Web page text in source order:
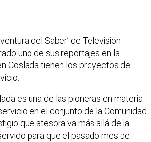
del Saber’ de Televisión
uno de sus reportajes en la
Coslada tienen los proyectos de
es una de las pioneras en materia
en el conjunto de la Comunidad
que atesora va más allá de la
para que el pasado mes de